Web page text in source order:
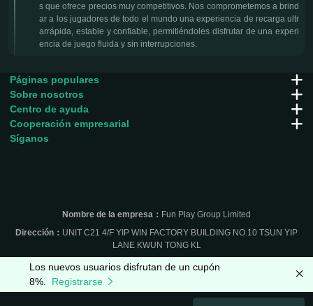
s que ofrece precios muy competitivos. Nos comprometemos a brind
ar a los jugadores de todo el mundo una experiencia de recarga ultr
arrápida, estable y confiable, permitiéndoles disfrutar de una experi
encia de juego fluida y sin interrupciones.
Los nuevos usuarios disfrutan de un cupón
8%.
Registrarse
Páginas populares
Sobre nosotros
Centro de ayuda
Cooperación empresarial
Síganos
Nombre de la empresa： Fun Play Group Limited
Dirección： UNIT C21 4/F YIP WIN FACTORY BUILDING NO.10 TSUN YIP
LANE KWUN TONG KL